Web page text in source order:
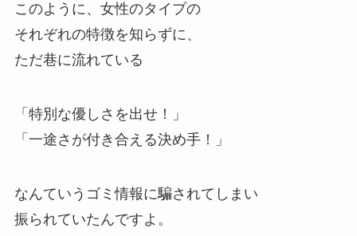
このように、女性のタイプの
それぞれの特徴を知らずに、
ただ巷に流れている
「特別な優しさを出せ！」
「一途さが付き合える決め手！」
なんていうゴミ情報に騙されてしまい
振られていたんですよ。